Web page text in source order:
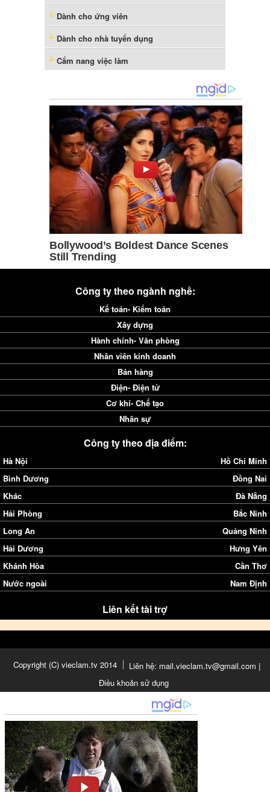
Dành cho ứng viên
Dành cho nhà tuyển dụng
Cẩm nang việc làm
Công ty theo ngành nghề:
Kế toán- Kiểm toán
Xây dựng
Hành chính- Văn phòng
Nhân viên kinh doanh
Bán hàng
Điện- Điện tử
Cơ khí- Chế tạo
Nhân sự
Công ty theo địa điểm:
Hà Nội
Hồ Chí Minh
Bình Dương
Đồng Nai
Khác
Đà Nẵng
Hải Phòng
Bắc Ninh
Long An
Quảng Ninh
Hải Dương
Hưng Yên
Khánh Hòa
Cần Thơ
Nước ngoài
Nam Định
Liên kết tài trợ
Copyright (C) vieclam.tv 2014
Liên hệ: mail.vieclam.tv@gmail.com |
Điều khoản sử dụng